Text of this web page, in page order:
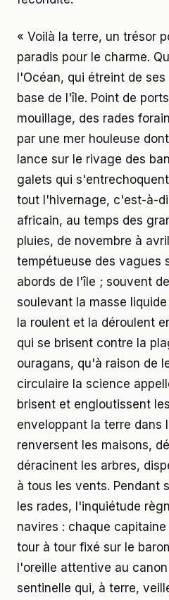
« Voilà la terre, un trésor
paradis pour le charme.
l'Océan, qui étreint de
base de l'île. Point de
mouillage, des rades
par une mer houleuse
lance sur le rivage des
galets qui
tout l'hivernage, c'est-à-
africain, au temps des
pluies, de novembre à
tempétueuse des vagues
abords de l'île ; souvent
soulevant la masse
la roulent et la déroulent
qui se brisent contre la
ouragans, qu'à raison de
circulaire la science
brisent et engloutissent
enveloppant la terre dans
renversent les maisons,
déracinent les arbres,
à tous les vents. Pendant
les rades, l'inquiétude
navires : chaque
tour à tour fixé sur le
l'oreille attentive au
sentinelle qui, à terre,